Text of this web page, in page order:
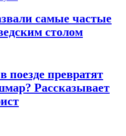
самые частые
столом
поезде превратят
Рассказывает